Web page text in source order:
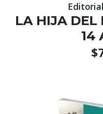
LA HIJA DEL
14